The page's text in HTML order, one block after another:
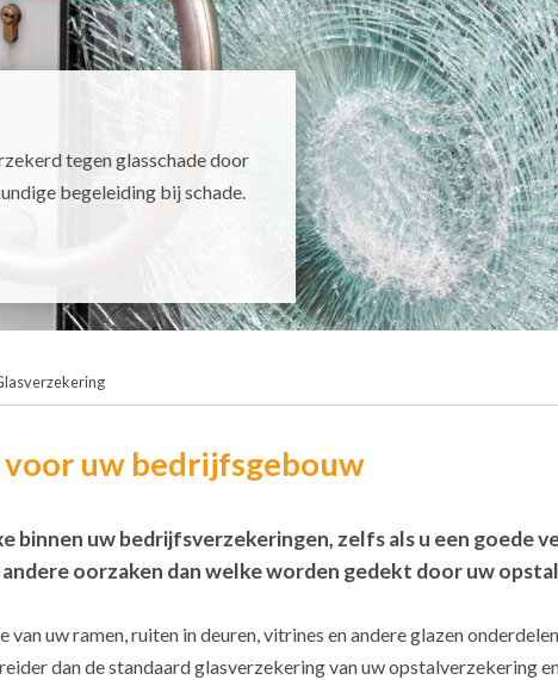
tegen glasschade door
begeleiding bij schade.
uw bedrijfsgebouw
binnen uw bedrijfsverzekeringen, zelfs als u een goede
oorzaken dan welke worden gedekt door uw
uw ramen, ruiten in deuren, vitrines en andere glazen
dan de standaard glasverzekering van uw opstalverzekering